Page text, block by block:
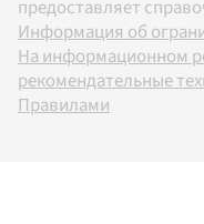
предоставляет
Информация об
На информационном
рекомендательные
Правилами